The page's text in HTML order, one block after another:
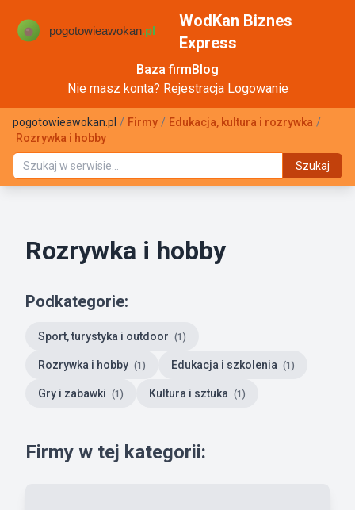
WodKan Biznes
Express
Baza firmBlog
Nie masz konta? Rejestracja Logowanie
pogotowieawokan.pl / Firmy / Edukacja, kultura i rozrywka /
Rozrywka i hobby
Szukaj
Rozrywka i hobby
Podkategorie:
Sport, turystyka i outdoor (1)
Rozrywka i hobby (1) Edukacja i szkolenia (1)
Gry i zabawki (1) Kultura i sztuka (1)
Firmy w tej kategorii: